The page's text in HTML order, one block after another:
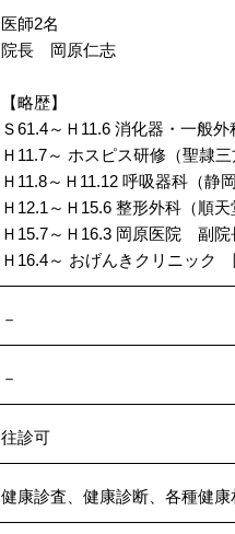
医師2名
院長 岡原仁志
【略歴】
Ｓ61.4～Ｈ11.6 消化器・一般
Ｈ11.7～ ホスピス研修（聖隷
Ｈ11.8～Ｈ11.12 呼吸器科（静
Ｈ12.1～Ｈ15.6 整形外科（順
Ｈ15.7～Ｈ16.3 岡原医院 副院
Ｈ16.4～ おげんきクリニック
－
－
往診可
健康診査、健康診断、各種健康